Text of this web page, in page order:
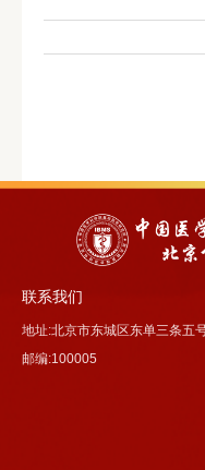
联系我们
地址:北京市东城区东单三条五
邮编:100005